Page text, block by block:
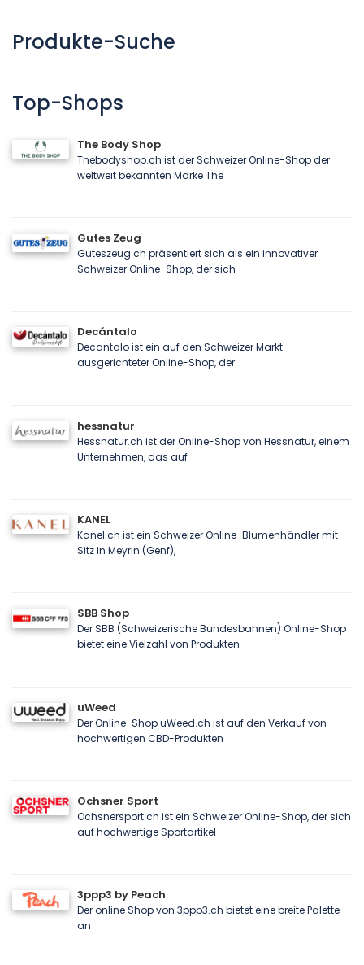
Produkte-Suche
Top-Shops
The Body Shop
Thebodyshop.ch ist der Schweizer Online-Shop der
weltweit bekannten Marke The
Gutes Zeug
Guteszeug.ch präsentiert sich als ein innovativer
Schweizer Online-Shop, der sich
Decántalo
Decantalo ist ein auf den Schweizer Markt
ausgerichteter Online-Shop, der
hessnatur
Hessnatur.ch ist der Online-Shop von Hessnatur, einem
Unternehmen, das auf
KANEL
Kanel.ch ist ein Schweizer Online-Blumenhändler mit
Sitz in Meyrin (Genf),
SBB Shop
Der SBB (Schweizerische Bundesbahnen) Online-Shop
bietet eine Vielzahl von Produkten
uWeed
Der Online-Shop uWeed.ch ist auf den Verkauf von
hochwertigen CBD-Produkten
Ochsner Sport
Ochsnersport.ch ist ein Schweizer Online-Shop, der sich
auf hochwertige Sportartikel
3ppp3 by Peach
Der online Shop von 3ppp3.ch bietet eine breite Palette
an